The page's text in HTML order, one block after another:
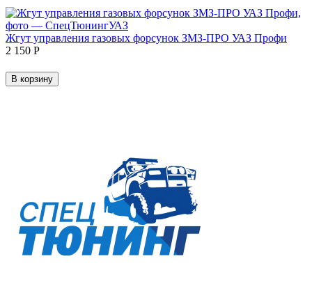
Жгут управления газовых форсунок ЗМЗ-ПРО УАЗ Профи
2 150 Р
В корзину